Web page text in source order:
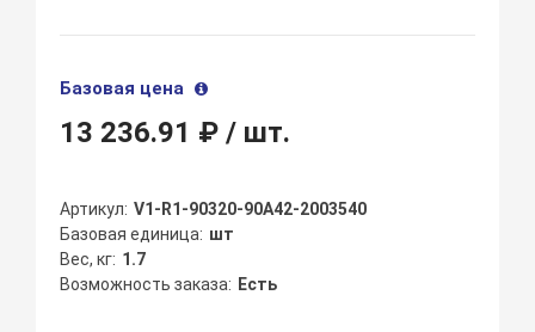
Базовая цена
13 236.91 ₽/ шт.
Артикул V1-R1-90320-90A42-2003540
Базовая единица шт
Вес, кг 1.7
Возможность заказа
Есть